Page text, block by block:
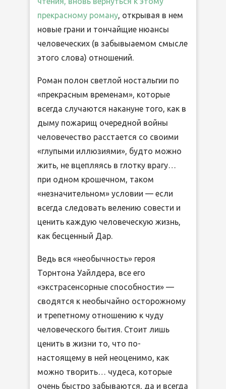
прекрасному роману, открывая в нем
новые грани и тончайщие нюансы
человеческих (в забывыаемом смысле
этого слова) отношений.
Роман полон светлой ностальгии по
«прекрасным временам», которые
всегда случаются накануне того, как в
дыму пожарищ очередной войны
человечество расстается со своими
«глупыми иллюзиями», будто можно
жить, не вцепляясь в глотку врагу…
при одном крошечном, таком
«незначительном» условии — если
всегда следовать велению совести и
ценить каждую человеческую жизнь,
как бесценный Дар.
Ведь вся «необычность» героя
Торнтона Уайлдера, все его
«экстрасенсорные способности» —
сводятся к необычайно осторожному
и трепетному отношению к чуду
человеческого бытия. Стоит лишь
ценить в жизни то, что по-
настоящему в ней неоценимо, как
можно творить… чудеса, которые
очень быстро забываются, да и всегда